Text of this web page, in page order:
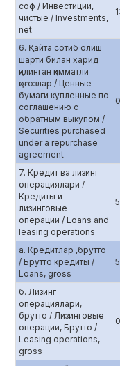
соф / Инвестиции,
чистые / Investments,
net
6. Қайта сотиб олиш
шарти билан харид
қилинган қимматли
қоғозлар / Ценные
бумаги купленные по
соглашению c
обратным выкупом /
Securities purchased
under a repurchase
agreement
0
7. Кредит ва лизинг
операциялари /
Кредиты и
лизинговые
операции / Loans and
leasing operations
а. Кредитлар ,брутто
/ Брутто кредиты /
Loans, gross
б. Лизинг
операциялари,
брутто / Лизинговые
операции, Брутто /
Leasing operations,
gross
0